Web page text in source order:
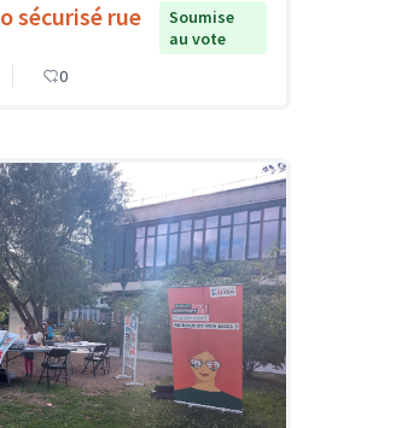
sécurisé rue
Soumise
au vote
0